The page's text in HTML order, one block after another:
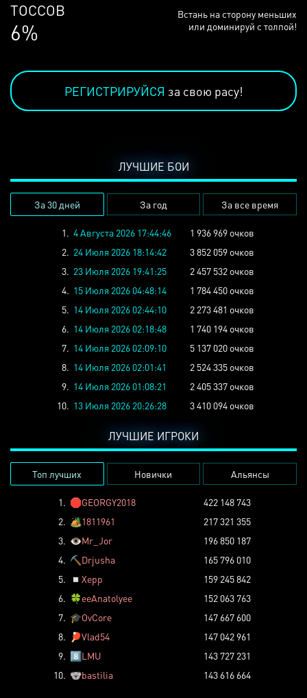
ЛЮДЕЙ
68%
Встань на сторону меньших
или доминируй с толпой!
РЕГИСТРИРУЙСЯ за свою расу!
ЛУЧШИЕ БОИ
За 30 дней За год За все время
1. 4 Августа 2026 17:44:46
1 936 969 очков
2. 24 Июля 2026 18:14:42
3 852 059 очков
3. 23 Июля 2026 19:41:25
2 457 532 очков
4. 15 Июля 2026 04:48:14
1 784 450 очков
5. 14 Июля 2026 02:44:10
2 273 481 очков
6. 14 Июля 2026 02:18:48
1 740 194 очков
7. 14 Июля 2026 02:09:10
5 137 020 очков
8. 14 Июля 2026 02:01:41
2 524 335 очков
9. 14 Июля 2026 01:08:21
2 405 337 очков
10. 13 Июля 2026 20:26:28 3 410 094 очков
ЛУЧШИЕ ИГРОКИ
Топ лучших Новички Альянсы
1. 🛑GEORGY2018
422 148 743
2. 🏕️1811961
217 321 355
3. 👁️Mr_Jor
196 850 187
4. ⛏️ Drjusha
165 796 010
5.
◽ Xepp
159 245 842
6. 🍀eeAnatolyee
152 063 763
7. 🎓OvCore
147 667 600
8.
🏓Vlad54
147 042 961
9. 8️⃣LMU
143 727 231
10. 🐨bastilia 143 616 664